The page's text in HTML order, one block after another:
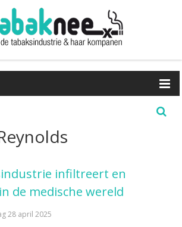
infiltreert en
de medische wereld
28 april 2025